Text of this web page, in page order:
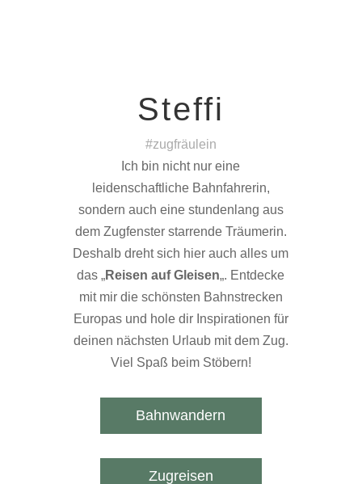
Steffi
#zugfräulein
Ich bin nicht nur eine
leidenschaftliche Bahnfahrerin,
sondern auch eine stundenlang aus
dem Zugfenster starrende Träumerin.
Deshalb dreht sich hier auch alles um
das „Reisen auf Gleisen„. Entdecke
mit mir die schönsten Bahnstrecken
Europas und hole dir Inspirationen für
deinen nächsten Urlaub mit dem Zug.
Viel Spaß beim Stöbern!
Bahnwandern
Zugreisen